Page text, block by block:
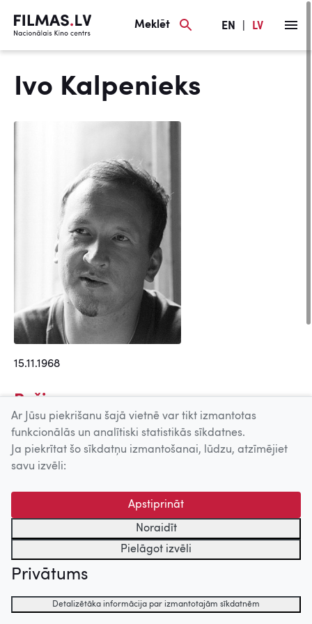
Meklēt EN LV
Ivo Kalpenieks
15.11.1968
Režisors
Hoņka (2004)
Karaļi (2000)
Debesu sala (1997)
Leģenda ar ciltskoku (1992)
Latvijas hronika Nr.15 (1991)
Latvijas hronika Nr.38 (1991)
Karaļi (2000)
Ar Jūsu piekrišanu šajā vietnē var tikt izmantotas
funkcionālās un analītiski statistikās sīkdatnes.
Ja piekrītat šo sīkdatņu izmantošanai, lūdzu, atzīmējiet
savu izvēli:
Apstiprināt
Noraidīt
Pielāgot izvēli
Privātums
Detalizētāka informācija par izmantotajām sīkdatnēm